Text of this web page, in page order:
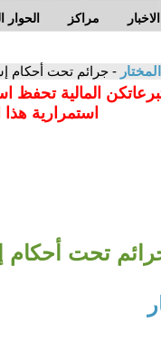
الحوار مراكز الاخبار
- جرائم تحت أحكام
المالية تحفظ
استمرارية
تحت أحكام